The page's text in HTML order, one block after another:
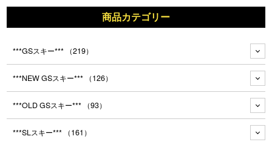
商品カテゴリー
***GSスキー*** （219）
***NEW GSスキー*** （126）
***OLD GSスキー*** （93）
***SLスキー*** （161）